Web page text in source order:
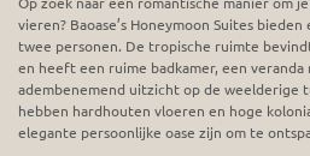
vieren? Baoase’s Honeymoon Suites
twee personen. De tropische ruimte
en heeft een ruime badkamer, een
adembenemend uitzicht op de weelderige
hebben hardhouten vloeren en hoge
elegante persoonlijke oase zijn om te